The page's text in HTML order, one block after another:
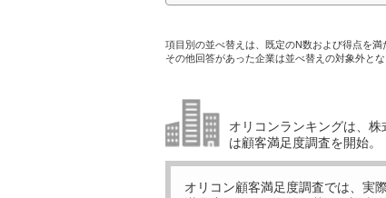
項目別の並べ替えは、既定のN数および得点を満
その他回答があった企業は並べ替えの対象外とな
オリコンランキングは、
は顧客満足度調査を開始。
オリコン顧客満足度調査では、実